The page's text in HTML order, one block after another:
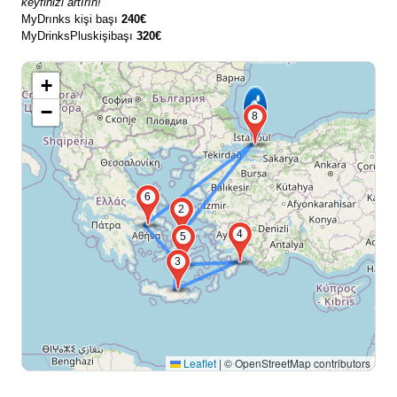
MyDrınks kişi başı 240€
MyDrinksPluskişibaşı 320€
2
3
4
5
6
8
+
−
Leaflet | © OpenStreetMap contributors